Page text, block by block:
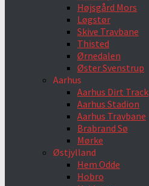
Højsgård Mors
Løgstør
Skive Travbane
Thisted
Ørnedalen
Øster Svenstrup
Aarhus
Aarhus Dirt Track
Aarhus Stadion
Aarhus Travbane
Brabrand Sø
Mørke
Østjylland
Hem Odde
Hobro